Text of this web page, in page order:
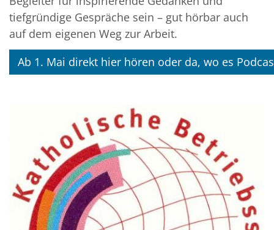
tiefgründige Gespräche sein – gut hörbar auch
auf dem eigenen Weg zur Arbeit.
Ab 1. Mai direkt hier hören oder da, wo es